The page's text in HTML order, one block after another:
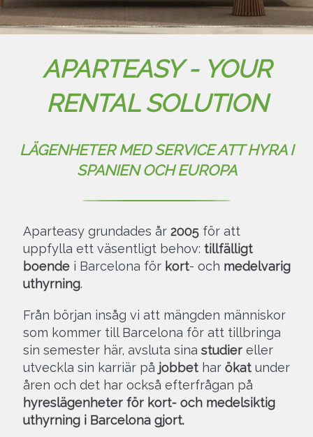
APARTEASY - YOUR
RENTAL SOLUTION
LÄGENHETER MED SERVICE ATT HYRA I
SPANIEN OCH EUROPA
Aparteasy grundades år 2005för att
uppfylla ett väsentligt behov: tillfälligt
boendei Barcelona för kort- och medelvarig
uthyrning.
Från början insåg vi att mängden människor
som kommer till Barcelona för att tillbringa
sin semester här, avsluta sina studiereller
utveckla sin karriär på jobbethar ökatunder
åren och det har också efterfrågan på
hyreslägenheter för kort- och medelsiktig
uthyrning i Barcelona gjort.